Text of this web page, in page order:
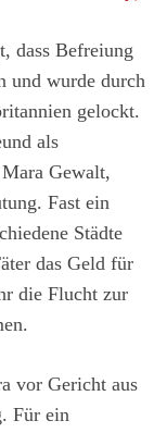
dass Befreiung
und wurde durch
gelockt.
als
Gewalt,
Fast ein
Städte
das Geld für
die Flucht zur
vor Gericht aus
Für ein